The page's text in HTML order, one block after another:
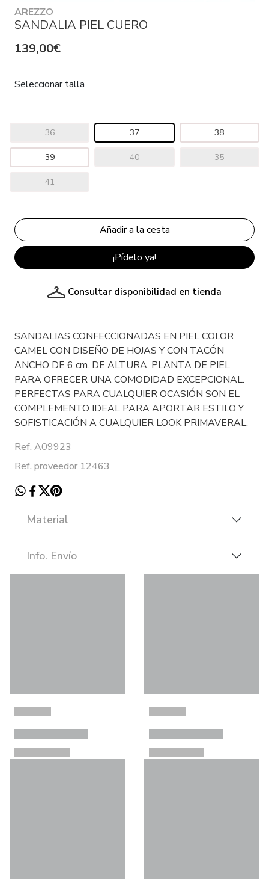
AREZZO
SANDALIA PIEL CUERO
139,00€
Seleccionar talla
36 37 38
39 40 35
41
¡Pídelo ya!
Consultar disponibilidad en tienda
SANDALIAS CONFECCIONADAS EN PIEL COLOR
CAMEL CON DISEÑO DE HOJAS Y CON TACÓN
ANCHO DE 6 cm. DE ALTURA, PLANTA DE PIEL
PARA OFRECER UNA COMODIDAD EXCEPCIONAL.
PERFECTAS PARA CUALQUIER OCASIÓN SON EL
COMPLEMENTO IDEAL PARA APORTAR ESTILO Y
SOFISTICACIÓN A CUALQUIER LOOK PRIMAVERAL.
Ref. A09923
Ref. proveedor 12463
Material
Info. Envío